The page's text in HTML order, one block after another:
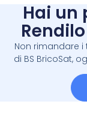
Hai un
Non rimandare i
di BS BricoSat,